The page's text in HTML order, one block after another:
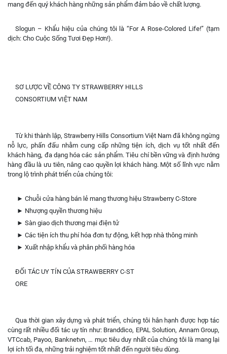
mang đến quý khách hàng những sản phẩm đảm bảo về chất lượng.
Slogun – Khẩu hiệu của chúng tôi là “For A Rose-Colored Life!” (tạm
dịch: Cho Cuộc Sống Tươi Đẹp Hơn!).
SƠ LƯỢC VỀ CÔNG TY STRAWBERRY HILLS
CONSORTIUM VIỆT NAM
Từ khi thành lập, Strawberry Hills Consortium Việt Nam đã không ngừng
nỗ lực, phấn đấu nhằm cung cấp những tiện ích, dịch vụ tốt nhất đến
khách hàng, đa dạng hóa các sản phẩm. Tiêu chí bền vững và định hướng
hàng đầu là ưu tiên, nâng cao quyền lợi khách hàng. Một số lĩnh vực nằm
trong lộ trình phát triển của chúng tôi:
► Chuỗi cửa hàng bán lẻ mang thương hiệu Strawberry C-Store
► Nhượng quyền thương hiệu
► Sàn giao dịch thương mại điện tử
► Các tiện ích thu phí hóa đơn tự động, kết hợp nhà thông minh
► Xuất nhập khẩu và phân phối hàng hóa
ĐỐI TÁC UY TÍN CỦA STRAWBERRY C-ST
ORE
Qua thời gian xây dựng và phát triển, chúng tôi hân hạnh được hợp tác
cùng rất nhiều đối tác uy tín như: Branddico, EPAL Solution, Annam Group,
VTCcab, Payoo, Banknetvn, … mục tiêu duy nhất của chúng tôi là mang lại
lợi ích tối đa, những trải nghiệm tốt nhất đến người tiêu dùng.